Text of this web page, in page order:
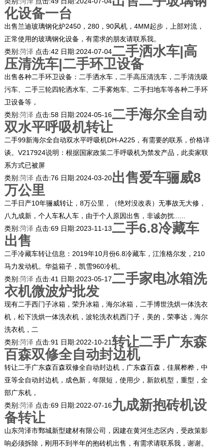
化设备一台
出售兰迪玻璃钢化炉2450，280，90风机，4MM起步，上部对流，
正常使用的玻璃钢化设备，有需求的朋友请联系我。
类别:菏泽 点击:42 日期:2024-07-04二手洒水车|高
压清洗车|二手环卫设备
出售各种二手环卫设备：二手洒水车，二手高压清洗车，二手清洗吸
污车、二手三轮四轮洒水车、二手雾炮车、二手扫地车等各种二手环
卫设备等，
类别:菏泽 点击:58 日期:2024-05-16二手海尔全自动
双水平呼吸机转让
二手99新海尔全自动双水平呼吸机DH-A225，有需要的联系，价格详
谈。V217924说明：根据国家政策二手呼吸机为禁发产品，此卖家联
系方式已被屏
类别:菏泽 点击:76 日期:2024-03-20出售爱车骊威8
万公里
二手日产10年骊威转让，8万公里，（绝对没改表）无事故无大修，
八九成新，个人车私人车，由于个人原因出售，非诚勿扰......
类别:菏泽 点击:69 日期:2023-11-13二手6.8冷藏车
出售
二手冷藏车转让信息：2019年10月份6.8冷藏车，江淮格尔发，210
马力发动机。华益箱子，凯雪960冷机。
类别:菏泽 点击:41 日期:2023-05-17二手家电冰箱洗
衣机微波炉批发
现有二手西门子冰箱，荣升冰箱，海尔冰箱，二手博世洗烘一体洗衣
机，松下洗烘一体洗衣机，波轮洗衣机西门子，美的，荣事达，海尔
洗衣机，二
类别:菏泽 点击:91 日期:2022-10-21转让二手广东森
百森双修全自动封边机
转让二手广东森百森双修全自动封边机，广东森百森，佳展桦桦，中
亚等全自动封边机，成色新，年限短，使用少，新款机型，重型，全
部广东机，
类别:菏泽 点击:69 日期:2022-07-16九成新抱砖机设
备转让
山东菏泽市鄄城新型建材有限公司，因建在黄河生态区内，受政策影
响必须拆除，刚用不到半年的抱砖机出售，有需求请联系我，谢谢。